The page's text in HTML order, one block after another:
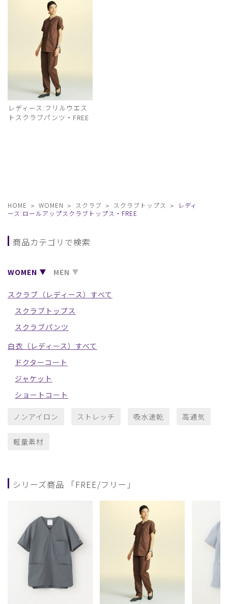
レディース:フリルウエス
トスクラブパンツ・FREE
HOME WOMEN スクラブ スクラブトップス
レディ
ース:ロールアップスクラブトップス・FREE
商品カテゴリで検索
WOMEN MEN
スクラブ（レディース）すべて
スクラブトップス
スクラブパンツ
白衣（レディース）すべて
ドクターコート
ジャケット
ショートコート
ノンアイロン ストレッチ 吸水速乾 高通気
軽量素材
シリーズ商品 「FREE/フリー」